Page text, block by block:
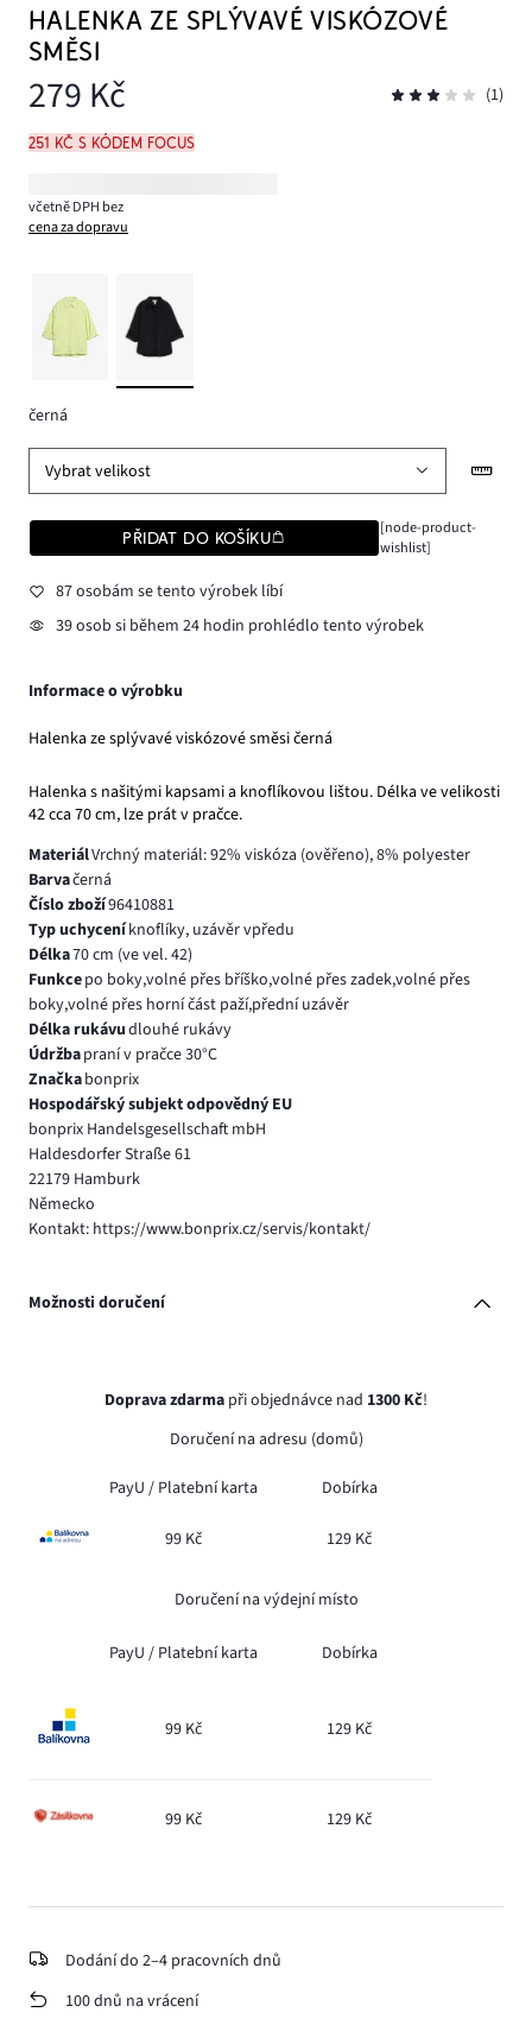
HALENKA ZE SPLÝVAVÉ VISKÓZOVÉ
SMĚSI
279 Kč (1)
251 Kč s kódem FOCUS
včetně DPH bez
cena za dopravu
černá
Vybrat velikost
PŘIDAT DO KOŠÍKU
[node-product-
wishlist]
87 osobám se tento výrobek líbí
39 osob si během 24 hodin prohlédlo tento výrobek
Informace o výrobku
Halenka ze splývavé viskózové směsi černá
Halenka s našitými kapsami a knoflíkovou lištou. Délka ve velikosti
42 cca 70 cm, lze prát v pračce.
MateriálVrchný materiál: 92% viskóza (ověřeno), 8% polyester
Barvačerná
Číslo zboží96410881
Typ uchyceníknoflíky, uzávěr vpředu
Délka70 cm (ve vel. 42)
Funkcepo boky,volné přes bříško,volné přes zadek,volné přes
boky,volné přes horní část paží,přední uzávěr
Délka rukávudlouhé rukávy
Údržbapraní v pračce 30°C
Značkabonprix
Hospodářský subjekt odpovědný EU
bonprix Handelsgesellschaft mbH
Haldesdorfer Straße 61
22179 Hamburk
Německo
Kontakt: https://www.bonprix.cz/servis/kontakt/
Možnosti doručení
Doprava zdarma při objednávce nad 1300 Kč!
Doručení na adresu (domů)
PayU / Platební karta Dobírka
99 Kč 129 Kč
Doručení na výdejní místo
PayU / Platební karta Dobírka
99 Kč 129 Kč
99 Kč 129 Kč
Dodání do 2–4 pracovních dnů
100 dnů na vrácení